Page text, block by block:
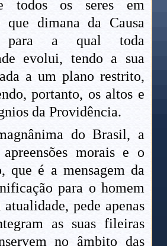
todos os seres em
que dimana da Causa
para a qual toda
evolui, tendo a sua
a um plano restrito,
portanto, os altos e
da Providência.
do Brasil, a
morais e o
que é a mensagem da
para o homem
atualidade, pede apenas
as suas fileiras
no âmbito das